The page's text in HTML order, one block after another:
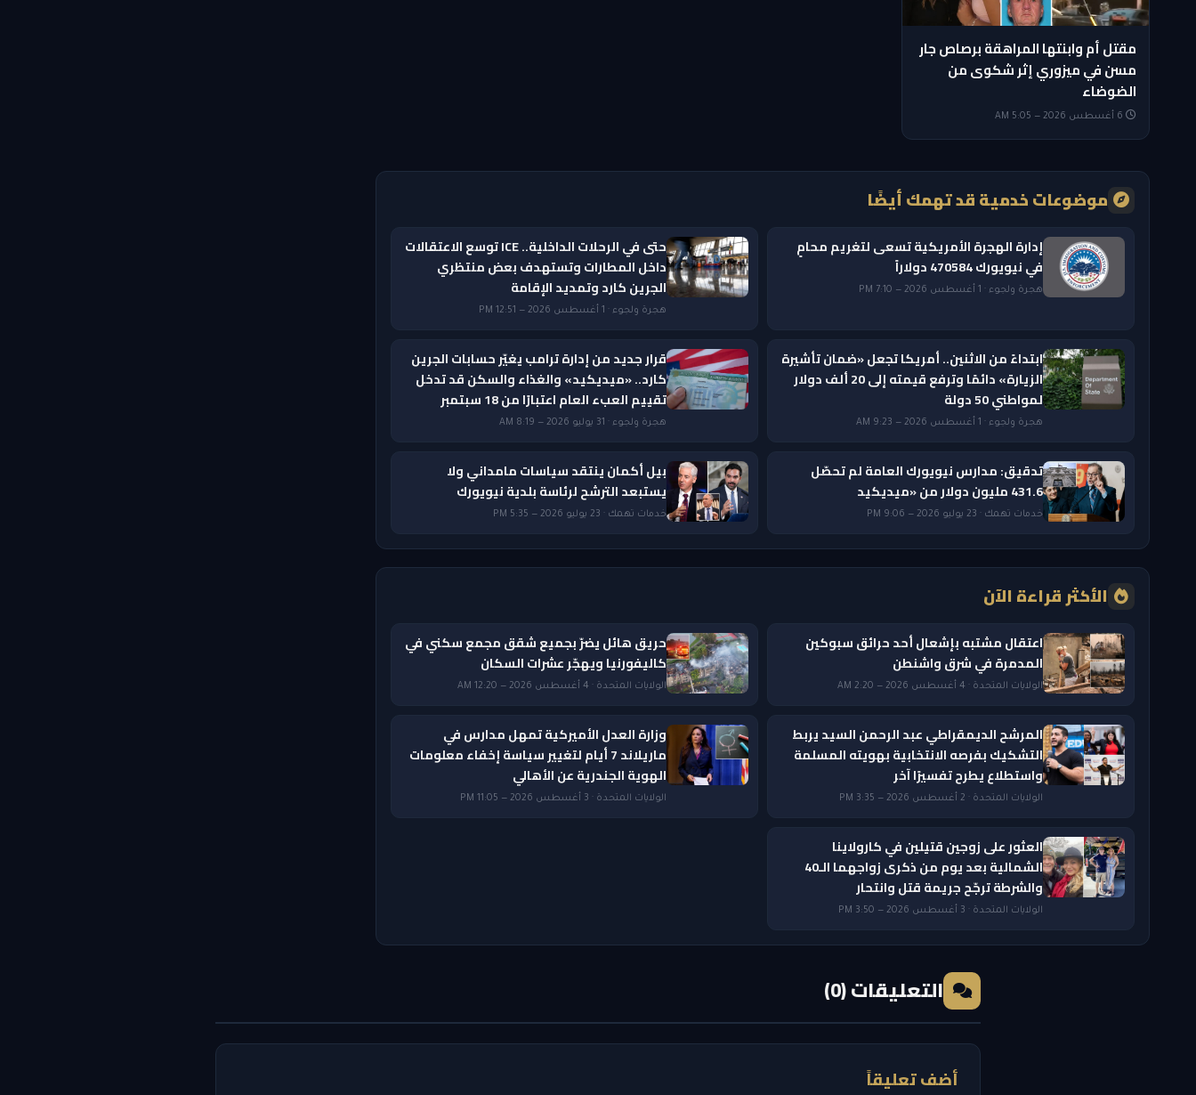
مقتل أم وابنتها المراهقة برصاص جار
مسن في ميزوري إثر شكوى من
الضوضاء
موضوعات خدمية قد تهمك أيضًا
إدارة الهجرة الأمريكية تسعى لتغريم محامٍ
في نيويورك 470584 دولاراً
هجرة ولجوء · 1 أغسطس 2026 — 7:10 PM
حتى في الرحلات الداخلية.. ICE توسع الاعتقالات
داخل المطارات وتستهدف بعض منتظري
الجرين كارد وتمديد الإقامة
هجرة ولجوء · 1 أغسطس 2026 — 12:51 PM
ابتداءً من الاثنين.. أمريكا تجعل «ضمان تأشيرة
الزيارة» دائمًا وترفع قيمته إلى 20 ألف دولار
لمواطني 50 دولة
هجرة ولجوء · 1 أغسطس 2026 — 9:23 AM
قرار جديد من إدارة ترامب يغيّر حسابات الجرين
كارد.. «ميديكيد» والغذاء والسكن قد تدخل
تقييم العبء العام اعتبارًا من 18 سبتمبر
هجرة ولجوء · 31 يوليو 2026 — 8:19 AM
تدقيق: مدارس نيويورك العامة لم تحصّل
431.6 مليون دولار من «ميديكيد
خدمات تهمك · 23 يوليو 2026 — 9:06 PM
بيل أكمان ينتقد سياسات مامداني ولا
يستبعد الترشح لرئاسة بلدية نيويورك
خدمات تهمك · 23 يوليو 2026 — 5:35 PM
الأكثر قراءة الآن
اعتقال مشتبه بإشعال أحد حرائق سبوكين
المدمرة في شرق واشنطن
الولايات المتحدة · 4 أغسطس 2026 — 2:20 AM
حريق هائل يضرّ بجميع شقق مجمع سكني في
كاليفورنيا ويهجّر عشرات السكان
الولايات المتحدة · 4 أغسطس 2026 — 12:20 AM
المرشح الديمقراطي عبد الرحمن السيد يربط
التشكيك بفرصه الانتخابية بهويته المسلمة
واستطلاع يطرح تفسيرًا آخر
الولايات المتحدة · 2 أغسطس 2026 — 3:35 PM
وزارة العدل الأميركية تمهل مدارس في
ماريلاند 7 أيام لتغيير سياسة إخفاء معلومات
الهوية الجندرية عن الأهالي
الولايات المتحدة · 3 أغسطس 2026 — 11:05 PM
العثور على زوجين قتيلين في كارولاينا
الشمالية بعد يوم من ذكرى زواجهما الـ40
والشرطة ترجّح جريمة قتل وانتحار
الولايات المتحدة · 3 أغسطس 2026 — 3:50 PM
التعليقات (0)
أضف تعليقاً